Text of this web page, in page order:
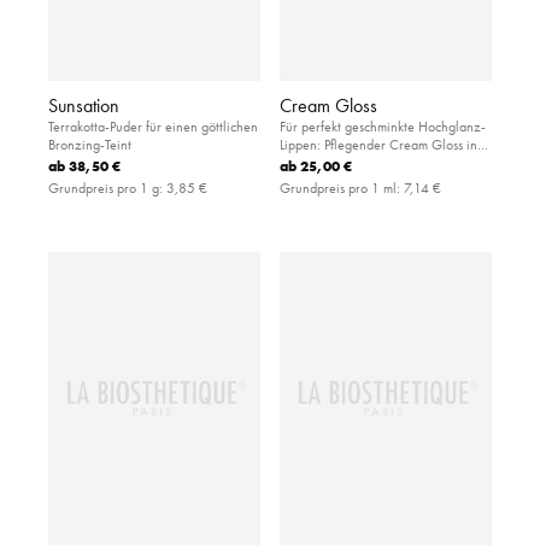
Sunsation
Terrakotta-Puder für einen göttlichen
Bronzing-Teint
ab38,50 €
Grundpreis pro 1 g: 3,85 €
Cream Gloss
Für perfekt geschminkte Hochglanz-
Lippen: Pflegender Cream Gloss in
unwiderstehlichen Nuancen und mit
angenehm weicher Textur
ab25,00 €
Grundpreis pro 1 ml: 7,14 €